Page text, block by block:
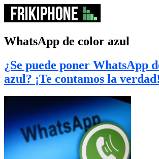
WhatsApp de color azul
¿Se puede poner WhatsApp
azul? ¡Te contamos la verdad!